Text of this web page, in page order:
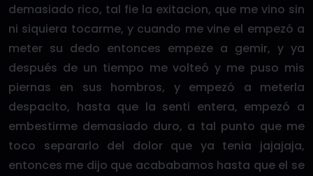
demasiado rico, tal fie la exitacion, que me vino sin
ni siquiera tocarme, y cuando me vine el empezó a
meter su dedo entonces empeze a gemir, y ya
después de un tiempo me volteó y me puso mis
piernas en sus hombros, y empezó a meterla
despacito, hasta que la senti entera, empezó a
embestirme demasiado duro, a tal punto que me
toco separarlo del dolor que ya tenia jajajaja,
entonces me dijo que acababamos hasta que el se